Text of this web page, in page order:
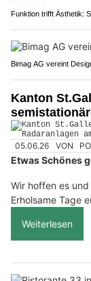
Funktion trifft Ästhetik:
Bimag AG vereint
Kanton
05.06.26 VON
Etwas Schönes
Wir hoffen es
Erholsame Tage
Weiterlesen